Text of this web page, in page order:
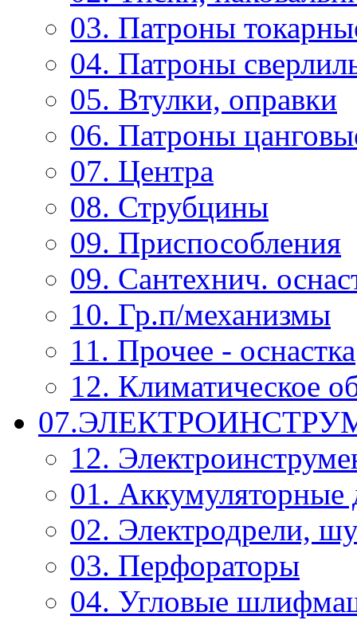
03. Патроны
04. Патроны
05. Втулки, оправки
06. Патроны
07. Центра
08. Струбцины
09. Приспособления
09. Сантехнич.
10. Гр.п/механизмы
11. Прочее - оснастка
12. Климатическое
12.
01. Аккумуляторные
02. Электродрели,
03. Перфораторы
04. Угловые